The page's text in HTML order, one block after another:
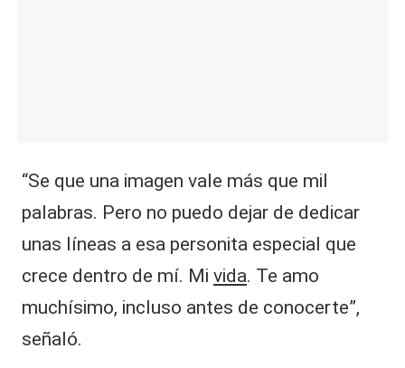
“Se que una imagen vale más que mil
palabras. Pero no puedo dejar de dedicar
unas líneas a esa personita especial que
crece dentro de mí. Mi vida. Te amo
muchísimo, incluso antes de conocerte”,
señaló.